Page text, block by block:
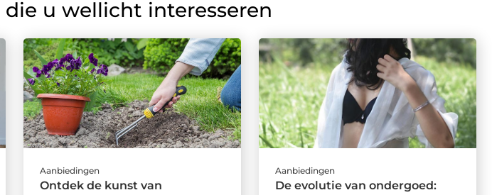
die u wellicht interesseren
Aanbiedingen
Ontdek de kunst van
Aanbiedingen
De evolutie van ondergoed: